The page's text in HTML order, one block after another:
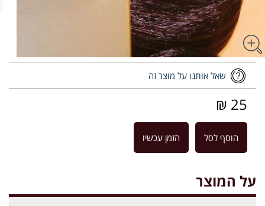
שאל אותנו על מוצר זה
25 ₪
הוסף לסל הזמן עכשיו
על המוצר